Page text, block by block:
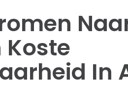
Koste
In